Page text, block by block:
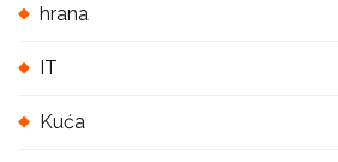
hrana
IT
Kuća